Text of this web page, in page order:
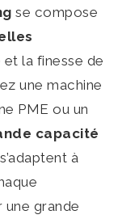
se compose
la finesse de
une machine
PME ou un
capacité
à
grande